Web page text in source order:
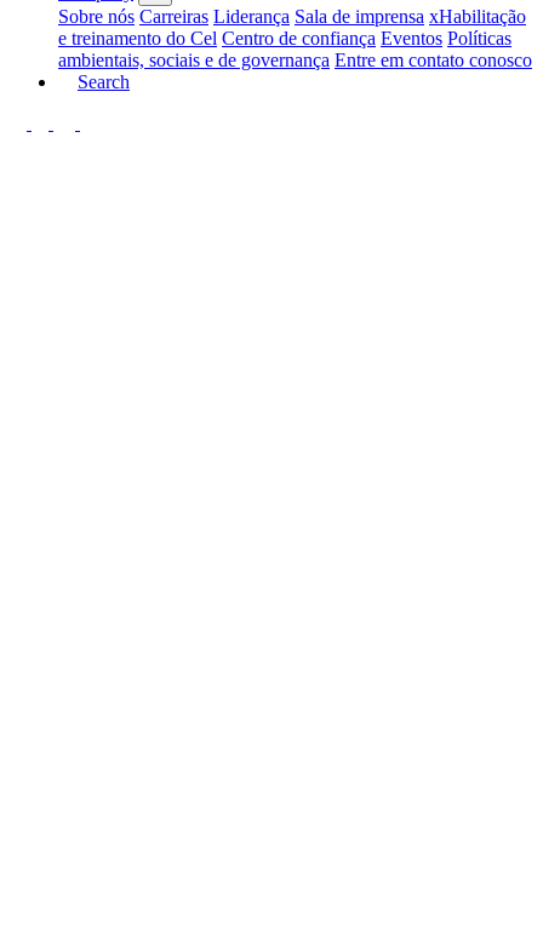
Sobre nós Carreiras Liderança Sala de imprensa xHabilitação
e treinamento do Cel Centro de confiança Eventos Políticas
ambientais, sociais e de governança Entre em contato conosco
Search